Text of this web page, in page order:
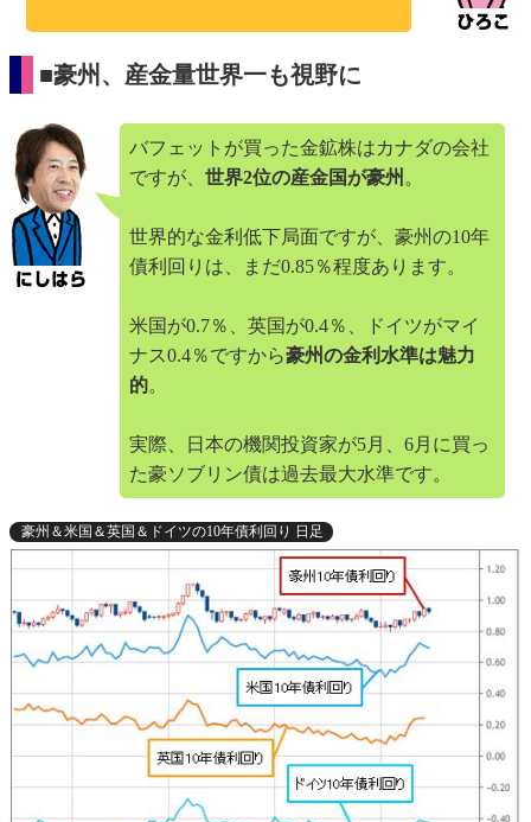
■豪州、産金量世界一も視野に
バフェットが買った金鉱株はカナダの会社
ですが、 世界2位の産金国が豪州 。
世界的な金利低下局面ですが、豪州の10年
債利回りは、まだ0.85％程度あります。
米国が0.7％、英国が0.4％、ドイツがマイ
ナス0.4％ですから豪州の金利水準は魅力
的。
実際、日本の機関投資家が5月、6月に買っ
た豪ソブリン債は過去最大水準です。
豪州＆米国＆英国＆ドイツの10年債利回り 日足